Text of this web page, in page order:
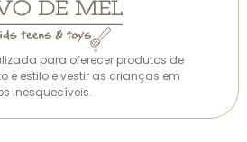
para oferecer produtos de
e estilo e vestir as crianças em
inesquecíveis.